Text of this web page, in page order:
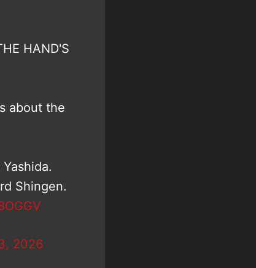
HAND'S
about the
Shingen.
2026